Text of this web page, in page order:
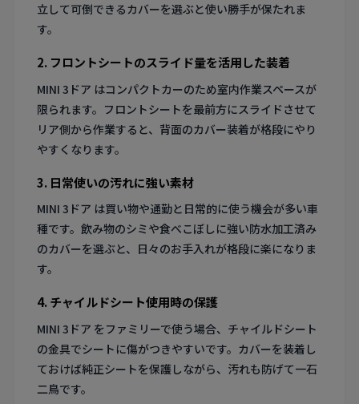
立して可倒できるカバーを選ぶと使い勝手が保たれま
す。
2. フロントシートのスライド量を活用した装着
MINI 3ドア はコンパクトカーのため室内作業スペースが
限られます。フロントシートを最前方にスライドさせて
リア側から作業すると、背面のカバー装着が格段にやり
やすくなります。
3. 日常使いの汚れに強い素材
MINI 3ドア は買い物や通勤と日常的に使う機会が多い車
種です。飲み物のシミや食べこぼしに強い防水加工済み
のカバーを選ぶと、日々のお手入れが格段に楽になりま
す。
4. チャイルドシート使用時の保護
MINI 3ドア をファミリーで使う場合、チャイルドシート
の金具でシートに傷がつきやすいです。カバーを装着し
ておけば純正シートを保護しながら、汚れも防げて一石
二鳥です。